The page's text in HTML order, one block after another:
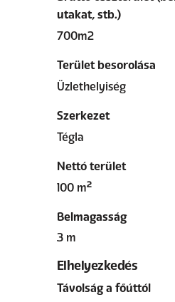
utakat, stb.)
700m2
Terület besorolása
Üzlethelyiség
Szerkezet
Tégla
Nettó terület
100 m²
Belmagasság
3 m
Elhelyezkedés
Távolság a főúttól